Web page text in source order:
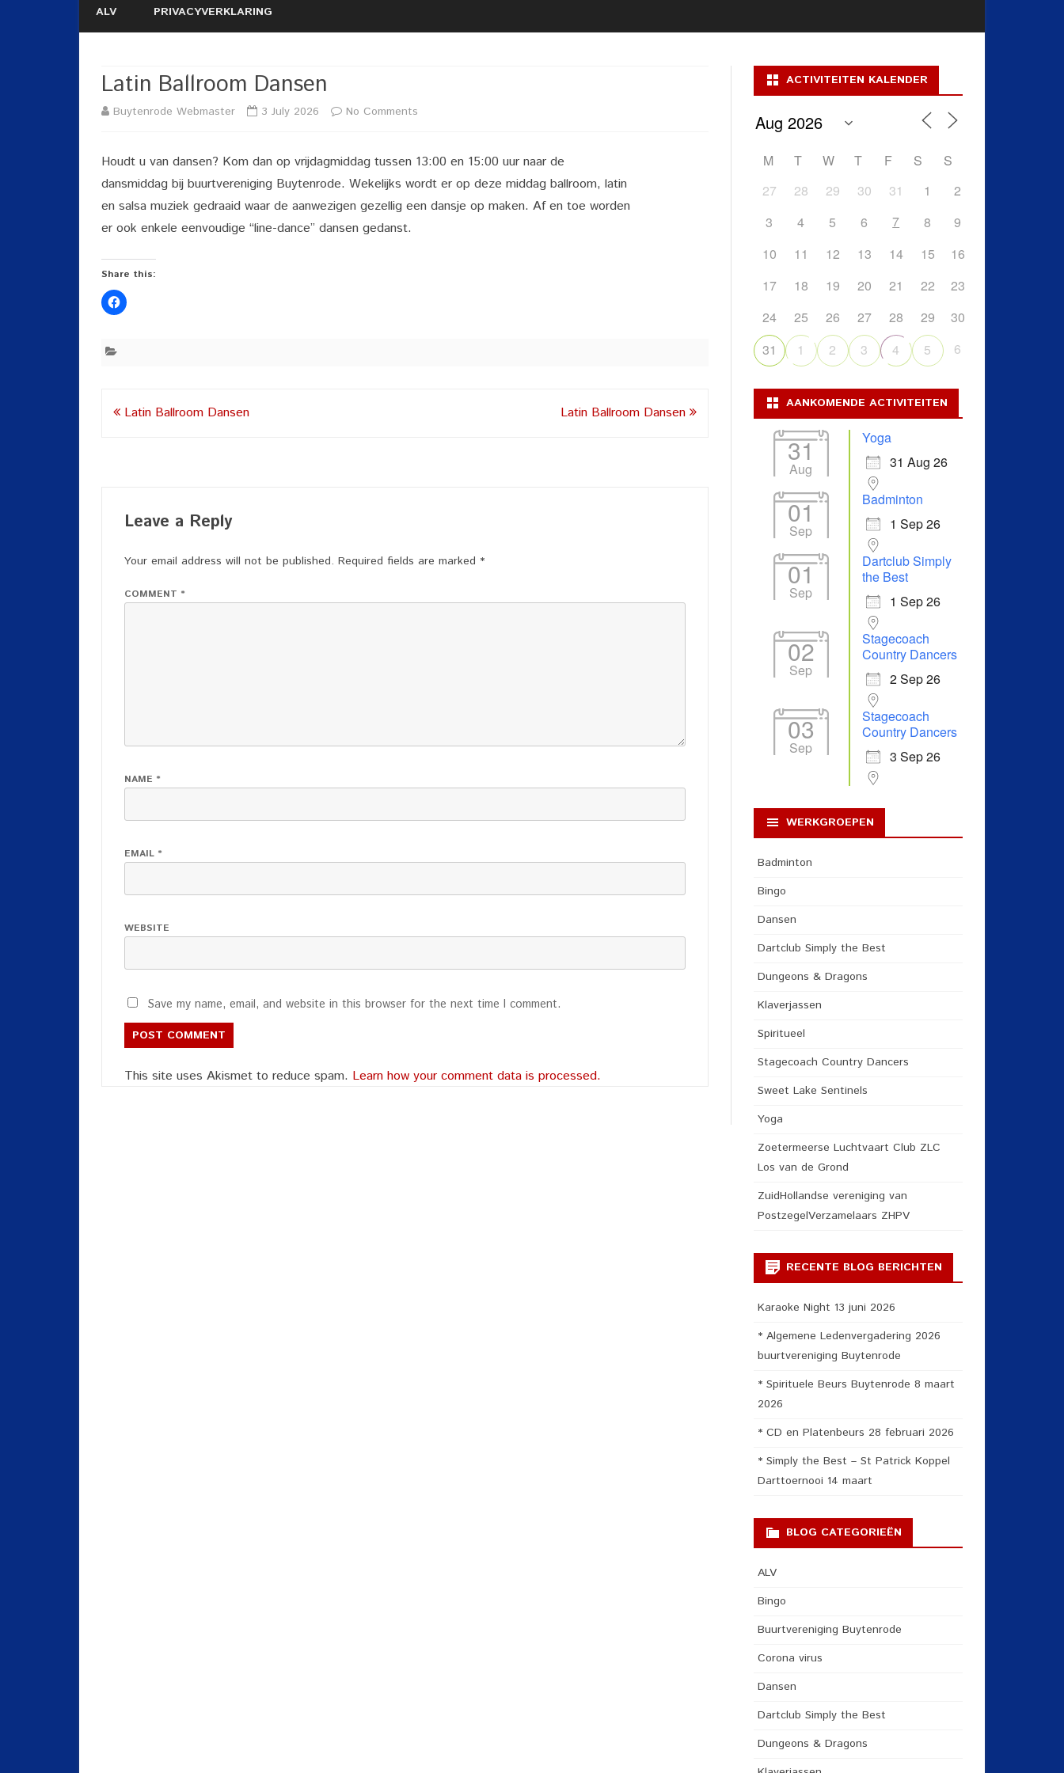
2020 02 29 KOPPEL
ALV PRIVACYVERKLARING
Latin Ballroom Dansen
Buytenrode Webmaster 3 July 2026 No Comments
Ballroom
Houdt u van dansen? Kom dan op vrijdagmiddag tussen 13:00 en 15:00 uur naar de
dansmiddag bij buurtvereniging Buytenrode. Wekelijks wordt er op deze middag ballroom, latin
en salsa muziek gedraaid waar de aanwezigen gezellig een dansje op maken. Af en toe worden
er ook enkele eenvoudige “line-dance” dansen gedanst.
Share this:
PostLatin Ballroom Dansen Latin Ballroom Dansen
Leave a Reply
Your email address will not be published. Required fields are marked *
COMMENT *
NAME *
EMAIL *
WEBSITE
Save my name, email, and website in this browser for the next time I comment.
This site uses Akismet to reduce spam. Learn how your comment data is processed.
ACTIVITEITEN KALENDER
M T W T F S
S
27
28 29 30 31 1
2
3
4 5 6 7 8
9
10
11 12 13 14 15
16
17
18 19 20 21 22
23
24
25 26 27 28 29
30
31
1 2 3 4 5 6
AANKOMENDE ACTIVITEITEN
31
Aug
Yoga
31 Aug 26
01
Sep
Badminton
1 Sep 26
01
Sep
Dartclub Simply
the Best
1 Sep 26
02
Sep
Stagecoach
Country Dancers
2 Sep 26
03
Sep
Stagecoach
Country Dancers
3 Sep 26
WERKGROEPEN
Badminton
Bingo
Dansen
Dartclub Simply the Best
Dungeons & Dragons
Klaverjassen
Spiritueel
Stagecoach Country Dancers
Sweet Lake Sentinels
Yoga
Zoetermeerse Luchtvaart Club ZLC
Los van de Grond
ZuidHollandse vereniging van
PostzegelVerzamelaars ZHPV
RECENTE BLOG BERICHTEN
Karaoke Night 13 juni 2026
* Algemene Ledenvergadering 2026
buurtvereniging Buytenrode
* Spirituele Beurs Buytenrode 8 maart
2026
* CD en Platenbeurs 28 februari 2026
* Simply the Best – St Patrick Koppel
Darttoernooi 14 maart
BLOG CATEGORIEËN
ALV
Bingo
Buurtvereniging Buytenrode
Corona virus
Dansen
Dartclub Simply the Best
Dungeons & Dragons